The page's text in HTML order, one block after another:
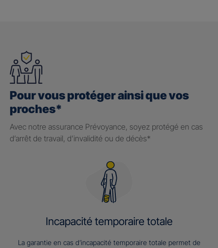
Pour vous protéger ainsi que vos
proches*
Avec notre assurance Prévoyance, soyez protégé en cas
d’arrêt de travail, d’invalidité ou de décès*
Incapacité temporaire totale
La garantie en cas d’incapacité temporaire totale permet de